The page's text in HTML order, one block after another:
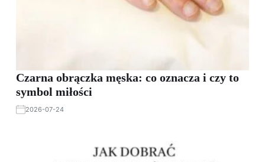
Czarna obrączka męska: co oznacza i czy to
symbol miłości
2026-07-24